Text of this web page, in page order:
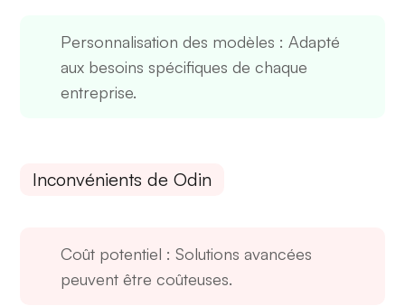
Personnalisation des modèles : Adapté
aux besoins spécifiques de chaque
entreprise.
Inconvénients de Odin
Coût potentiel : Solutions avancées
peuvent être coûteuses.